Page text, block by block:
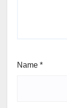
Name *